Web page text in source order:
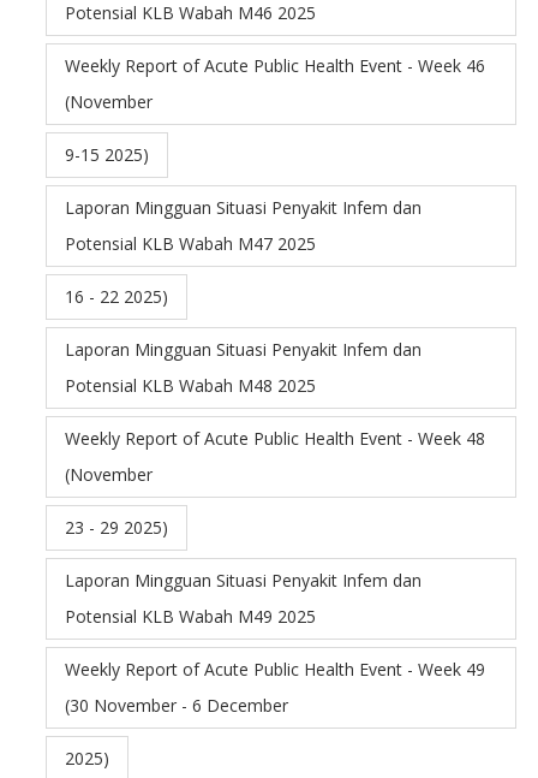
Potensial KLB Wabah M46 2025
Weekly Report of Acute Public Health Event - Week 46
(November
9-15 2025)
Laporan Mingguan Situasi Penyakit Infem dan
Potensial KLB Wabah M47 2025
16 - 22 2025)
Laporan Mingguan Situasi Penyakit Infem dan
Potensial KLB Wabah M48 2025
Weekly Report of Acute Public Health Event - Week 48
(November
23 - 29 2025)
Laporan Mingguan Situasi Penyakit Infem dan
Potensial KLB Wabah M49 2025
Weekly Report of Acute Public Health Event - Week 49
(30 November - 6 December
2025)